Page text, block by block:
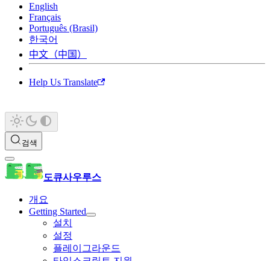
English
Français
Português (Brasil)
한국어
中文（中国）
Help Us Translate
검색
도큐사우루스
개요
Getting Started
설치
설정
플레이그라운드